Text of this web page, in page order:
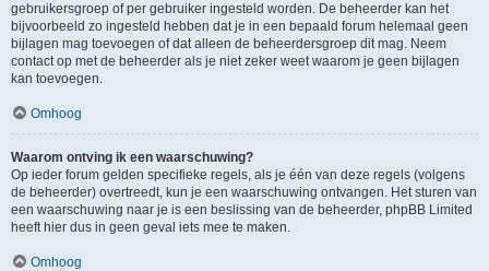
gebruikersgroep of per gebruiker ingesteld worden. De beheerder kan het
bijvoorbeeld zo ingesteld hebben dat je in een bepaald forum helemaal geen
bijlagen mag toevoegen of dat alleen de beheerdersgroep dit mag. Neem
contact op met de beheerder als je niet zeker weet waarom je geen bijlagen
kan toevoegen.
Omhoog
Waarom ontving ik een waarschuwing?
Op ieder forum gelden specifieke regels, als je één van deze regels (volgens
de beheerder) overtreedt, kun je een waarschuwing ontvangen. Het sturen van
een waarschuwing naar je is een beslissing van de beheerder, phpBB Limited
heeft hier dus in geen geval iets mee te maken.
Omhoog